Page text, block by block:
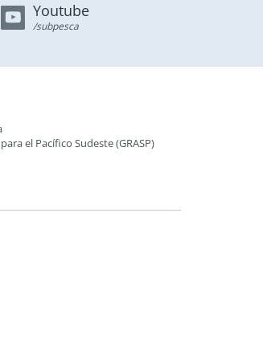
Youtube
/subpesca
el Pacífico Sudeste (GRASP)